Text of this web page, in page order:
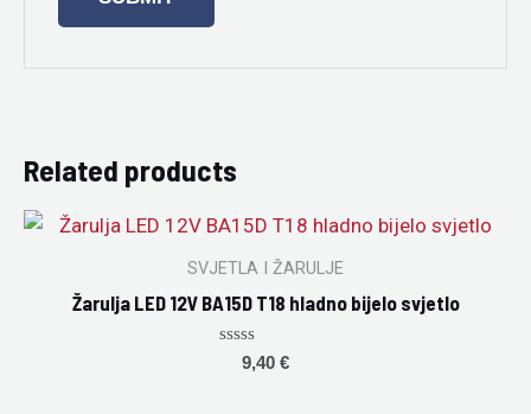
Related products
SVJETLA I ŽARULJE
Žarulja LED 12V BA15D T18 hladno bijelo svjetlo
Rated
9,40 €